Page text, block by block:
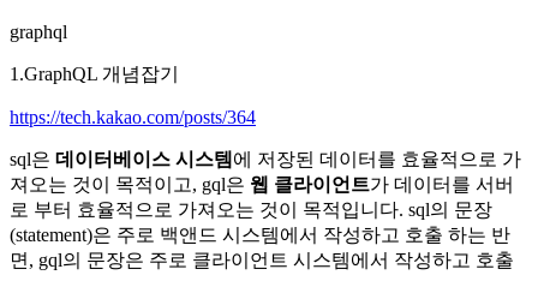
graphql
1.GraphQL 개념잡기
https://tech.kakao.com/posts/364
sql은 데이터베이스 시스템 에 저장된 데이터를 효율적으로 가
져오는 것이 목적이고, gql은 웹 클라이언트가 데이터를 서버
로 부터 효율적으로 가져오는 것이 목적입니다. sql의 문장
(statement)은 주로 백앤드 시스템에서 작성하고 호출 하는 반
면, gql의 문장은 주로 클라이언트 시스템에서 작성하고 호출